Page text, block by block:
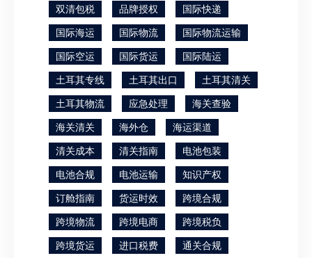
双清包税
品牌授权
国际快递
国际海运
国际物流
国际物流运输
国际空运
国际货运
国际陆运
土耳其专线
土耳其出口
土耳其清关
土耳其物流
应急处理
海关查验
海关清关
海外仓
海运渠道
清关成本
清关指南
电池包装
电池合规
电池运输
知识产权
订舱指南
货运时效
跨境合规
跨境物流
跨境电商
跨境税负
跨境货运
进口税费
通关合规